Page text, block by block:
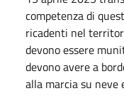
competenza di
ricadenti nel
devono essere
devono avere a
alla marcia su neve